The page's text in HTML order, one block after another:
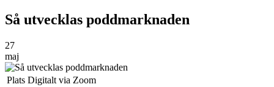
Så utvecklas poddmarknaden
27
maj
Plats Digitalt via Zoom